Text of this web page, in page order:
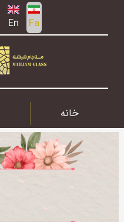
Fa
En
خانه